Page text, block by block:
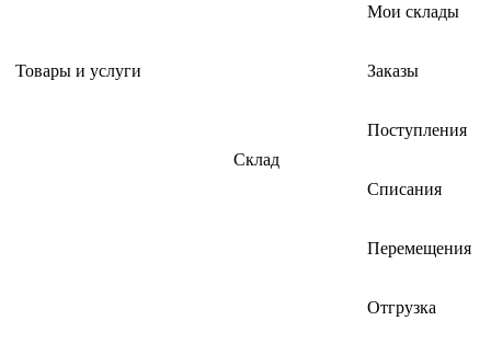
Товары и услуги
Склад
Мои склады
Заказы
Поступления
Списания
Перемещения
Отгрузка